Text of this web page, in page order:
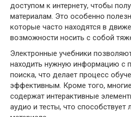
доступом к интернету, чтобы
материалам. Это особенно
которые часто находятся в
возможности носить с собой
Электронные учебники
находить нужную информацию с
поиска, что делает процесс
эффективным. Кроме того,
содержат интерактивные
аудио и тесты, что способствует